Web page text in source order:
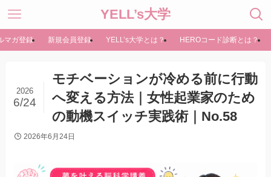
YELL’s大学
マガ登録 新規会員登録 YELL’s大学とは？ HEROコード診断とは？
モチベーションが冷める前に行動
へ変える方法｜女性起業家のため
の動機スイッチ実践術｜No.58
2026
6/24
2026年6月24日